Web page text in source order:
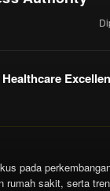
pada
rumah sakit, serta